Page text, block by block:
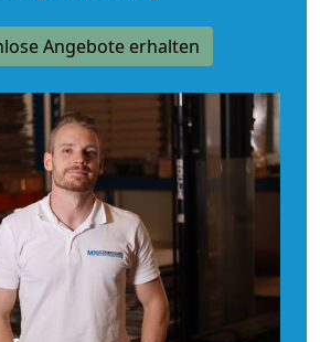
Angebote erhalten